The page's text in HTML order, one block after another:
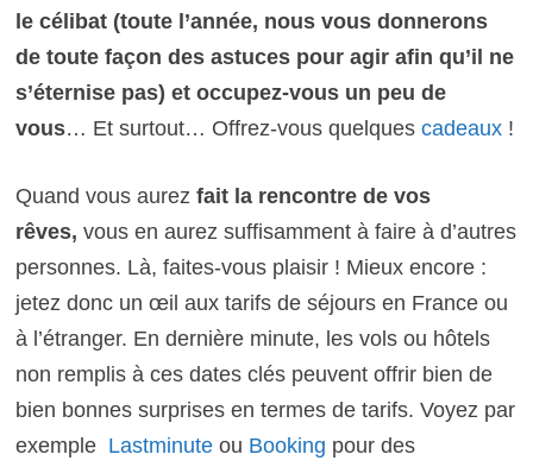
le célibat (toute l’année, nous vous donnerons
de toute façon des astuces pour agir afin qu’il ne
s’éternise pas) et occupez-vous un peu de
vous… Et surtout… Offrez-vous quelques cadeaux!
Quand vous aurez fait la rencontre de vos
rêves, vous en aurez suffisamment à faire à d’autres
personnes. Là, faites-vous plaisir ! Mieux encore :
jetez donc un œil aux tarifs de séjours en France ou
à l’étranger. En dernière minute, les vols ou hôtels
non remplis à ces dates clés peuvent offrir bien de
bien bonnes surprises en termes de tarifs. Voyez par
exemple Lastminuteou Booking pour des